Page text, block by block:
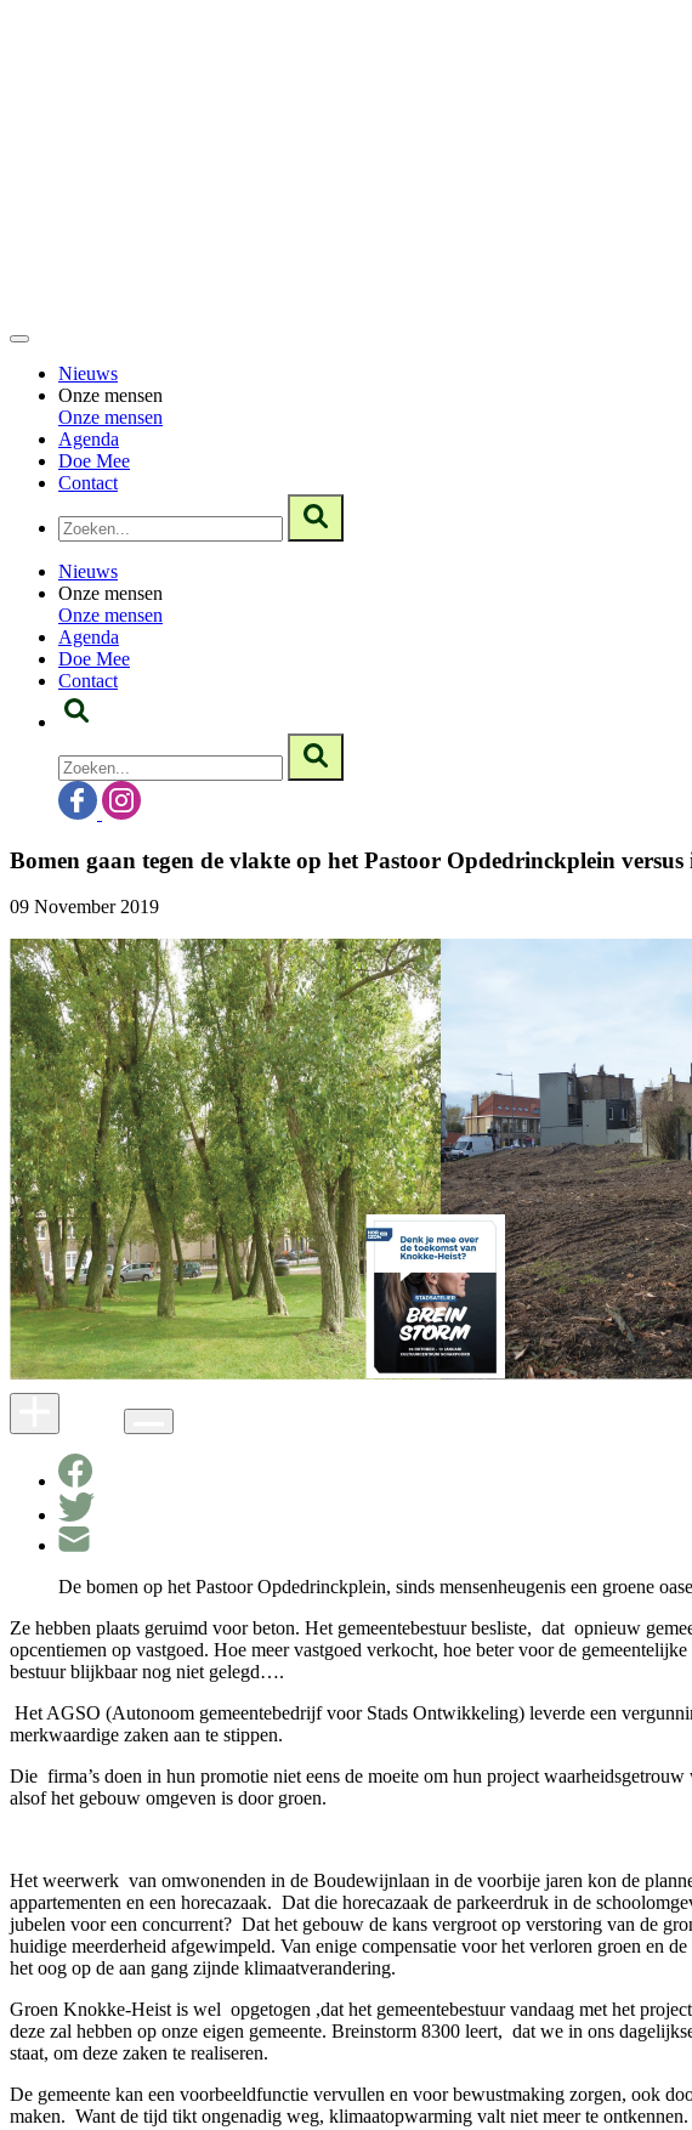
Nieuws
Onze mensen
Onze mensen
Agenda
Doe Mee
Contact
Nieuws
Onze mensen
Onze mensen
Agenda
Doe Mee
Contact
Bomen gaan tegen de vlakte op het Pastoor Opdedrinckplein
09 November 2019
De bomen op het Pastoor Opdedrinckplein, sinds mensenheugenis een groene
Ze hebben plaats geruimd voor beton. Het gemeentebestuur besliste, dat opnieuw
opcentiemen op vastgoed. Hoe meer vastgoed verkocht, hoe beter voor de
bestuur blijkbaar nog niet gelegd….
Het AGSO (Autonoom gemeentebedrijf voor Stads Ontwikkeling) leverde een
merkwaardige zaken aan te stippen.
Die firma’s doen in hun promotie niet eens de moeite om hun project
alsof het gebouw omgeven is door groen.
Het weerwerk van omwonenden in de Boudewijnlaan in de voorbije jaren kon de
appartementen en een horecazaak. Dat die horecazaak de parkeerdruk in de
jubelen voor een concurrent? Dat het gebouw de kans vergroot op verstoring van de
huidige meerderheid afgewimpeld. Van enige compensatie voor het verloren groen en de
het oog op de aan gang zijnde klimaatverandering.
Groen Knokke-Heist is wel opgetogen ,dat het gemeentebestuur vandaag met het
deze zal hebben op onze eigen gemeente. Breinstorm 8300 leert, dat we in ons
staat, om deze zaken te realiseren.
De gemeente kan een voorbeeldfunctie vervullen en voor bewustmaking zorgen, ook
maken. Want de tijd tikt ongenadig weg, klimaatopwarming valt niet meer te ontkennen.